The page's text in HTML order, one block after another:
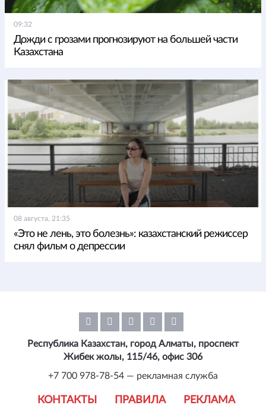
09:32
Дожди с грозами прогнозируют на большей части
Казахстана
08 августа, 21:35
«Это не лень, это болезнь»: казахстанский режиссер
снял фильм о депрессии
КОНТАКТЫ ПРАВИЛА РЕКЛАМА
Республика Казахстан, город Алматы, проспект
Жибек жолы, 115/46, офис 306
+7 700 978-78-54 — рекламная служба